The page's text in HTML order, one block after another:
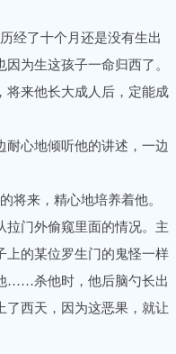
经了十个月还是没有生出
为生这孩子一命归西了。
来他长大成人后，定能成
心地倾听他的讲述，一边
来，精心地培养着他。
门外偷窥里面的情况。主
上的某位罗生门的鬼怪一样
……杀他时，他后脑勺长出
西天，因为这恶果，就让